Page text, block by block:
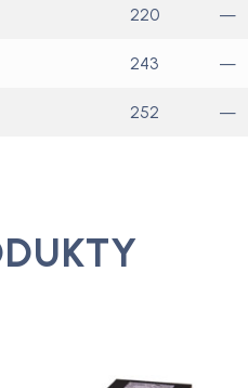
220 —
243 —
252 —